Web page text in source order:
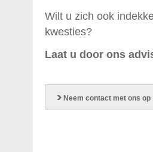
Wilt u zich ook
kwesties?
Laat u door ons
Neem contact met ons op